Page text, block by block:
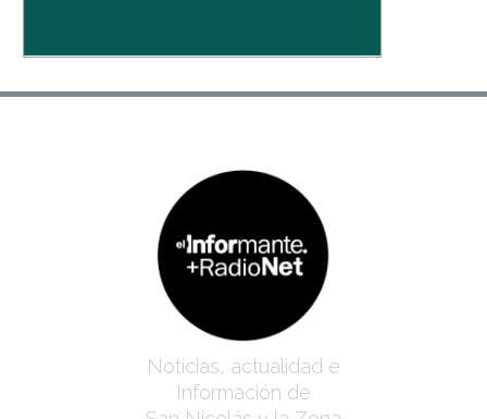
Noticias, actualidad e
Información de